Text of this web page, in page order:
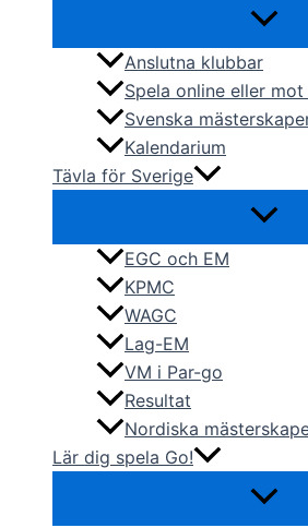
Anslutna klubbar
Spela online eller
Svenska
Kalendarium
Tävla för Sverige
EGC och EM
KPMC
WAGC
Lag-EM
VM i Par-go
Resultat
Nordiska
Lär dig spela Go!